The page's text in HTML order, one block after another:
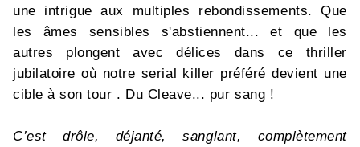
une intrigue aux multiples rebondissements. Que
les âmes sensibles s'abstiennent... et que les
autres plongent avec délices dans ce thriller
jubilatoire où notre serial killer préféré devient une
cible à son tour . Du Cleave... pur sang !
C’est drôle, déjanté, sanglant, complètement